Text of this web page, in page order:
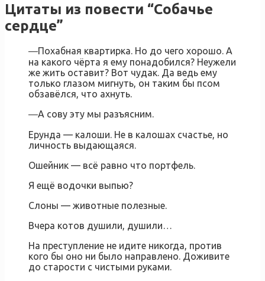
Цитаты из повести “Собачье
сердце”
―Похабная квартирка. Но до чего хорошо. А
на какого чёрта я ему понадобился? Неужели
же жить оставит? Вот чудак. Да ведь ему
только глазом мигнуть, он таким бы псом
обзавёлся, что ахнуть.
―А сову эту мы разъясним.
Ерунда — калоши. Не в калошах счастье, но
личность выдающаяся.
Ошейник — всё равно что портфель.
Я ещё водочки выпью?
Слоны — животные полезные.
Вчера котов душили, душили…
На преступление не идите никогда, против
кого бы оно ни было направлено. Доживите
до старости с чистыми руками.